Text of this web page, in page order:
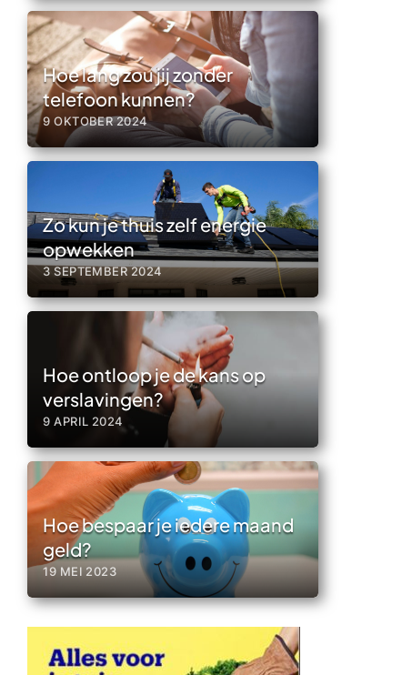
Hoe lang zou jij zonder
telefoon kunnen?
9 OKTOBER 2024
Zo kun je thuis zelf energie
opwekken
3 SEPTEMBER 2024
Hoe ontloop je de kans op
verslavingen?
9 APRIL 2024
Hoe bespaar je iedere maand
geld?
19 MEI 2023